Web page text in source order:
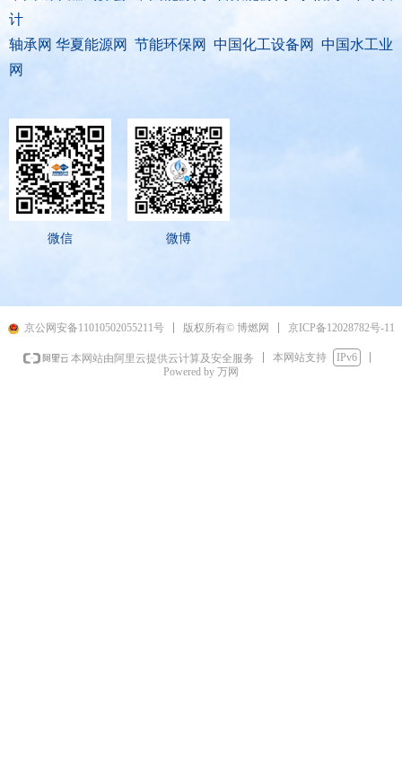
计
轴承网 华夏能源网 节能环保网 中国化工设备网 中国水工业
网
微信 微博
京公网安备11010502055211号 版权所有© 博燃网 京ICP备12028782号-11
本网站由阿里云提供云计算及安全服务 本网站支持
IPv6
Powered by 万网